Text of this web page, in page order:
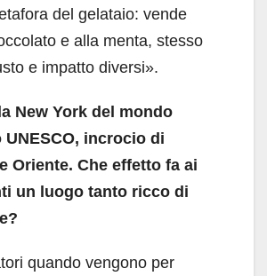
del gelataio: vende
e alla menta, stesso
e impatto diversi».
New York del mondo
incrocio di
Oriente. Che effetto fa ai
un luogo tanto ricco di
quando vengono per